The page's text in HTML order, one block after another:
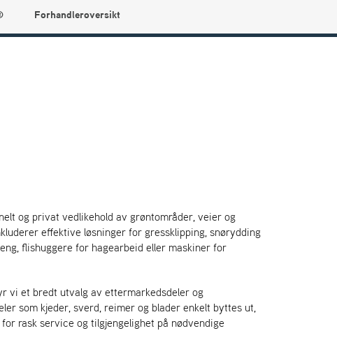
Min side
Forhandleroversikt
og privat vedlikehold av grøntområder, veier og
effektive løsninger for gressklipping, snørydding
flishuggere for hagearbeid eller maskiner for
vi et bredt utvalg av ettermarkedsdeler og
som kjeder, sverd, reimer og blader enkelt byttes ut,
rask service og tilgjengelighet på nødvendige